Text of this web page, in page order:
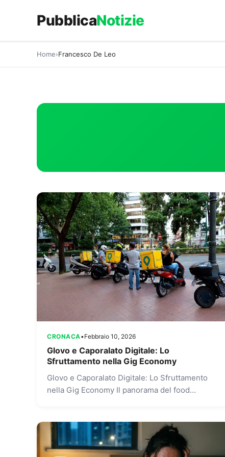
PubblicaNotizie
Home Francesco De Leo
CRONACA•Febbraio 10, 2026
Glovo e Caporalato Digitale: Lo
Sfruttamento nella Gig Economy
Glovo e Caporalato Digitale: Lo Sfruttamento
nella Gig Economy Il panorama del food